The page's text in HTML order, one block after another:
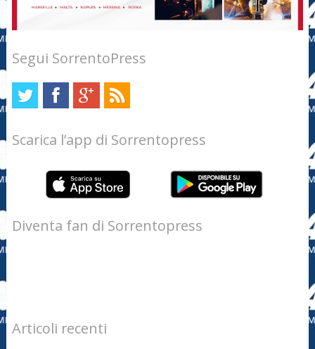
Segui SorrentoPress
Scarica l’app di Sorrentopress
Diventa fan di Sorrentopress
Articoli recenti